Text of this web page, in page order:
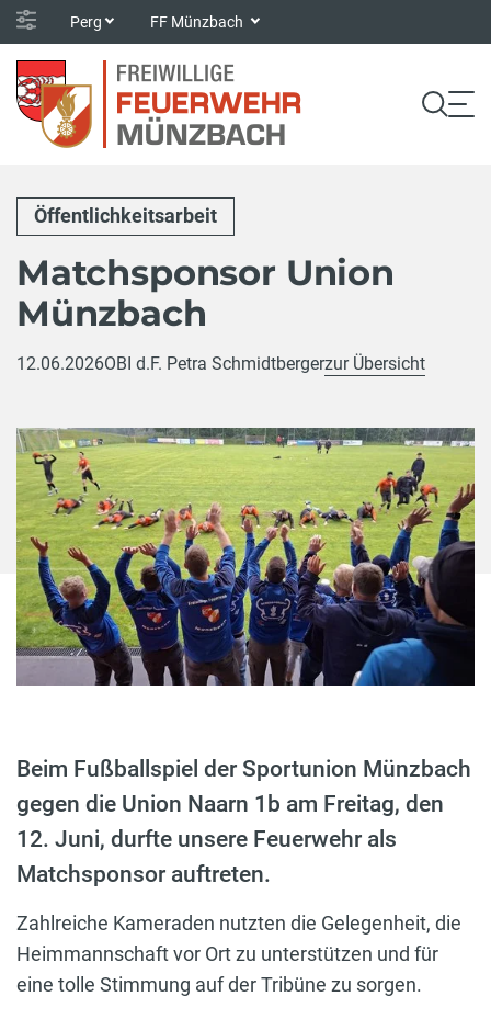
Perg FF Münzbach
Öffentlichkeitsarbeit
Matchsponsor Union
Münzbach
12.06.2026OBI d.F. Petra Schmidtbergerzur Übersicht
Beim Fußballspiel der Sportunion Münzbach
gegen die Union Naarn 1b am Freitag, den
12. Juni, durfte unsere Feuerwehr als
Matchsponsor auftreten.
Zahlreiche Kameraden nutzten die Gelegenheit, die
Heimmannschaft vor Ort zu unterstützen und für
eine tolle Stimmung auf der Tribüne zu sorgen.